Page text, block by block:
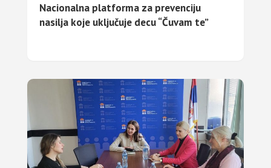
Nacionalna platforma za prevenciju
nasilja koje uključuje decu “Čuvam te”